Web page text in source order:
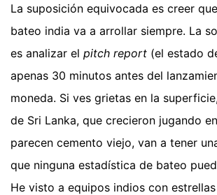
La suposición equivocada es creer
bateo india va a arrollar siempre. La
es analizar el pitch report (el estado
apenas 30 minutos antes del
moneda. Si ves grietas en la
de Sri Lanka, que crecieron jugando
parecen cemento viejo, van a tener
que ninguna estadística de bateo
He visto a equipos indios con